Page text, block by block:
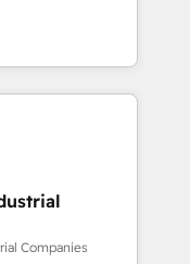
skills,
how
just build your
it, then stay
Alignment +
& Data
fix what others
Companies